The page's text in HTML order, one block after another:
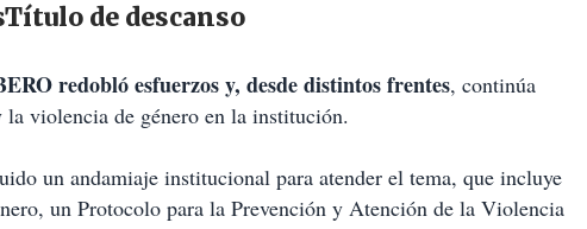
de descanso
redobló esfuerzos y, desde distintos frentes, continúa
violencia de género en la institución.
un andamiaje institucional para atender el tema, que incluye
un Protocolo para la Prevención y Atención de la Violencia